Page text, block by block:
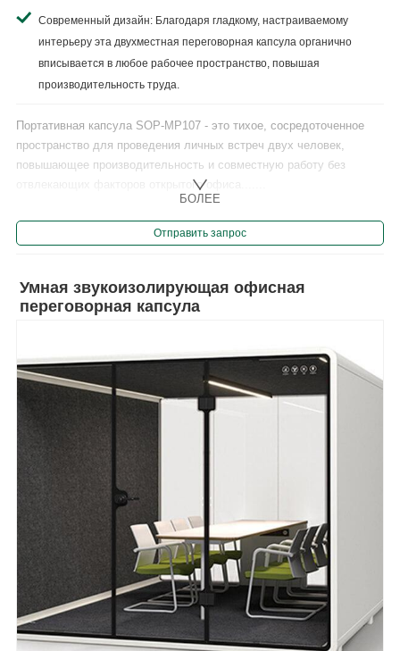
Современный дизайн: Благодаря гладкому, настраиваемому
интерьеру эта двухместная переговорная капсула органично
вписывается в любое рабочее пространство, повышая
производительность труда.
Портативная капсула SOP-MP107 - это тихое, сосредоточенное
пространство для проведения личных встреч двух человек,
повышающее производительность и совместную работу без
отвлекающих факторов открытого офиса.......
БОЛЕЕ
Отправить запрос
Умная звукоизолирующая офисная
переговорная капсула